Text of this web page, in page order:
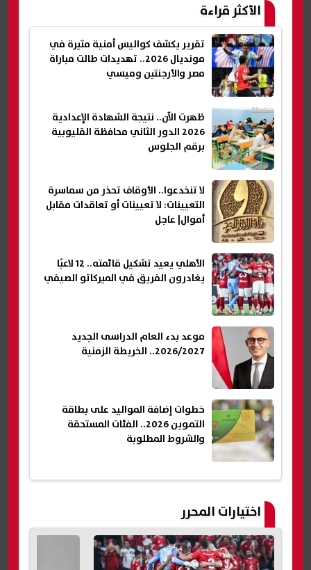
الأكثر قراءة
تقرير يكشف كواليس أمنية مثيرة في
مونديال 2026.. تهديدات طالت مباراة
مصر والأرجنتين وميسي
ظهرت الآن.. نتيجة الشهادة الإعدادية
2026 الدور الثاني محافظة القليوبية
برقم الجلوس
لا تنخدعوا.. الأوقاف تحذر من سماسرة
التعيينات: لا تعيينات أو تعاقدات مقابل
أموال| عاجل
الأهلي يعيد تشكيل قائمته.. 12 لاعبًا
يغادرون الفريق في الميركاتو الصيفي
موعد بدء العام الدراسى الجديد
2026/2027.. الخريطة الزمنية
خطوات إضافة المواليد على بطاقة
التموين 2026.. الفئات المستحقة
والشروط المطلوبة
اختيارات المحرر